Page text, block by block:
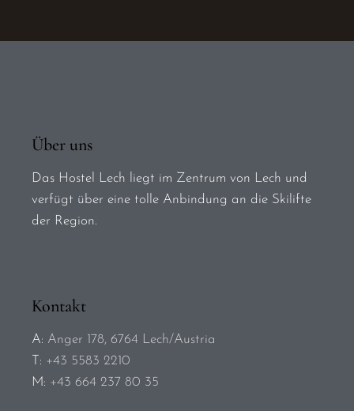
Über uns
Das Hostel Lech liegt im Zentrum von Lech und
verfügt über eine tolle Anbindung an die Skilifte
der Region.
Kontakt
A: Anger 178, 6764 Lech/Austria
T: +43 5583 2210
M: +43 664 237 80 35